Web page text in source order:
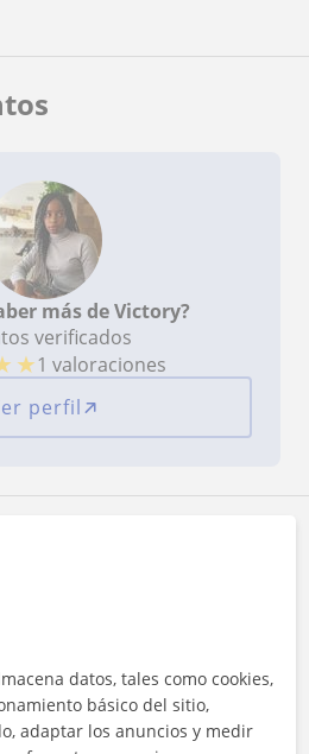
más de Victory?
verificados
★1 valoraciones
perfil
datos, tales como cookies,
básico del sitio,
adaptar los anuncios y medir